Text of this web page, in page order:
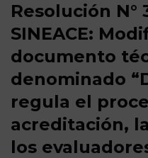
Resolución N°
SINEACE:
documento
denominado
regula el
acreditación,
los